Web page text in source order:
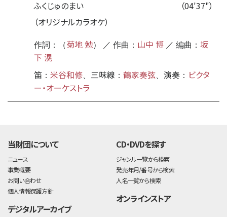
（04'37"）
ふくじゅのまい
（オリジナルカラオケ）
作詞：（菊地 勉） ／ 作曲： 山中 博 ／ 編曲： 坂
下 滉
笛 ： 米谷和修 三味線 ： 鶴家奏弦 演奏 ： ビクタ
ー・オーケストラ
当財団について
ニュース
事業概要
お問い合わせ
個人情報保護方針
デジタルアーカイブ
CD・DVDを探す
ジャンル一覧から検索
発売年月/番号から検索
人名一覧から検索
オンラインストア